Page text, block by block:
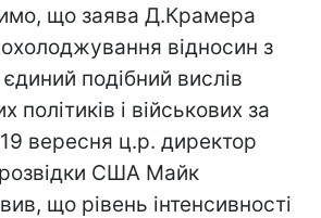
що заява Д.Крамера
відносин з
подібний вислів
політиків і військових за
вересня ц.р. директор
розвідки США Майк
що рівень інтенсивності